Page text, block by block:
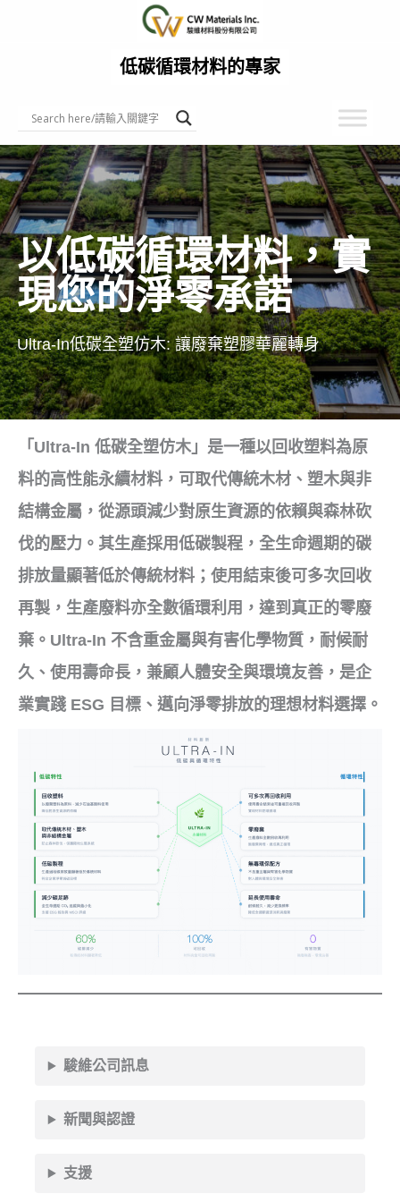
低碳循環材料的專家
以低碳循環材料，實
現您的淨零承諾
Ultra-In低碳全塑仿木: 讓廢棄塑膠華麗轉身
「Ultra-In 低碳全塑仿木」是一種以回收塑料為原
料的高性能永續材料，可取代傳統木材、塑木與非
結構金屬，從源頭減少對原生資源的依賴與森林砍
伐的壓力。其生產採用低碳製程，全生命週期的碳
排放量顯著低於傳統材料；使用結束後可多次回收
再製，生產廢料亦全數循環利用，達到真正的零廢
棄。Ultra-In 不含重金屬與有害化學物質，耐候耐
久、使用壽命長，兼顧人體安全與環境友善，是企
業實踐 ESG 目標、邁向淨零排放的理想材料選擇。
駿維公司訊息
新聞與認證
支援